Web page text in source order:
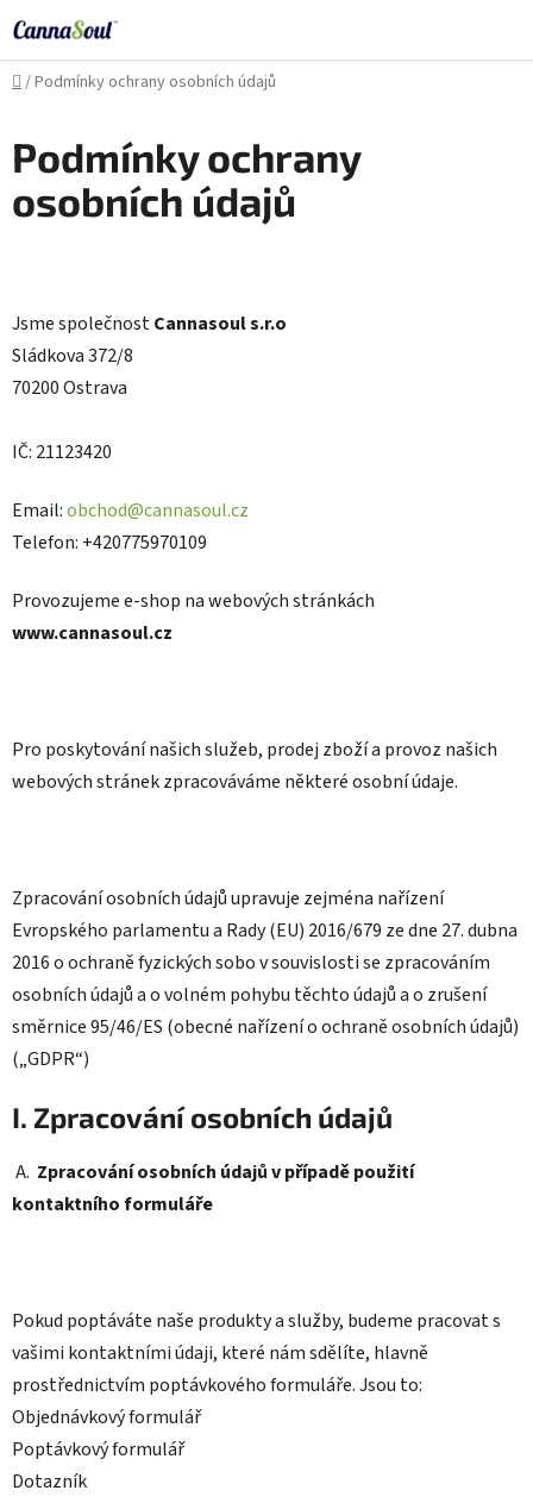
na
obsah
Domů
/Podmínky ochrany osobních údajů
Podmínky ochrany
osobních údajů
Jsme společnostCannasoul s.r.o
Sládkova 372/8
70200 Ostrava
IČ: 21123420
Email:obchod@cannasoul.cz
Telefon: +420775970109
Provozujeme e-shop na webových stránkách
www.cannasoul.cz
Pro poskytování našich služeb, prodej zboží a provoz našich
webových stránek zpracováváme některé osobní údaje.
Zpracování osobních údajů upravuje zejména nařízení
Evropského parlamentu a Rady (EU) 2016/679 ze dne 27. dubna
2016 o ochraně fyzických sobo v souvislosti se zpracováním
osobních údajů a o volném pohybu těchto údajů a o zrušení
směrnice 95/46/ES (obecné nařízení o ochraně osobních údajů)
(„GDPR“)
I. Zpracování osobních údajů
A. Zpracování osobních údajů v případě použití
kontaktního formuláře
Pokud poptáváte naše produkty a služby, budeme pracovat s
vašimi kontaktními údaji, které nám sdělíte, hlavně
prostřednictvím poptávkového formuláře. Jsou to:
Objednávkový formulář
Poptávkový formulář
Dotazník
Cannasoul Asistent